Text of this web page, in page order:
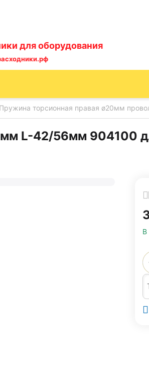
для оборудования
Пружина торсионная правая ø20мм
L-42/56мм 904100
В